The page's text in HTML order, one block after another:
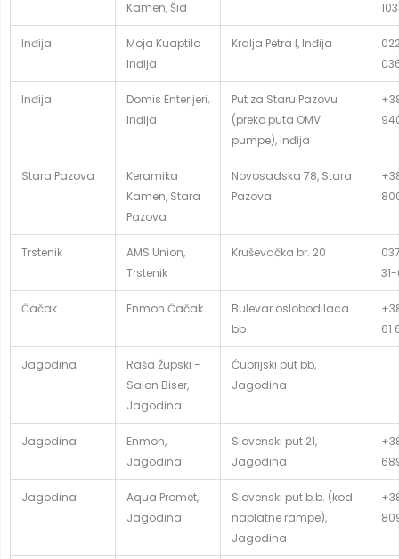
Kamen, Šid
103
Inđija
Moja Kuaptilo
Inđija
Kralja Petra I, Inđija
Inđija
Domis Enterijeri,
Inđija
Put za Staru Pazovu
(preko puta OMV
pumpe), Inđija
Stara Pazova
Keramika
Kamen, Stara
Pazova
Novosadska 78, Stara
Pazova
Trstenik
AMS Union,
Trstenik
Kruševačka br. 20
Čačak Enmon Čačak
Bulevar oslobodilaca
bb
61
Jagodina
Raša Župski -
Salon Biser,
Jagodina
Ćuprijski put bb,
Jagodina
Jagodina
Enmon,
Jagodina
Slovenski put 21,
Jagodina
Jagodina
Aqua Promet,
Jagodina
Slovenski put b.b. (kod
naplatne rampe),
Jagodina